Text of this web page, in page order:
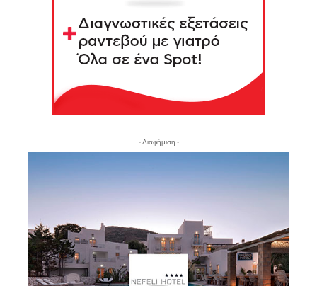
- Διαφήμιση -